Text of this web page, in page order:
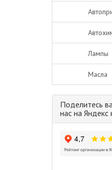
Лампы
Масла
Поделитесь
нас на Яндекс